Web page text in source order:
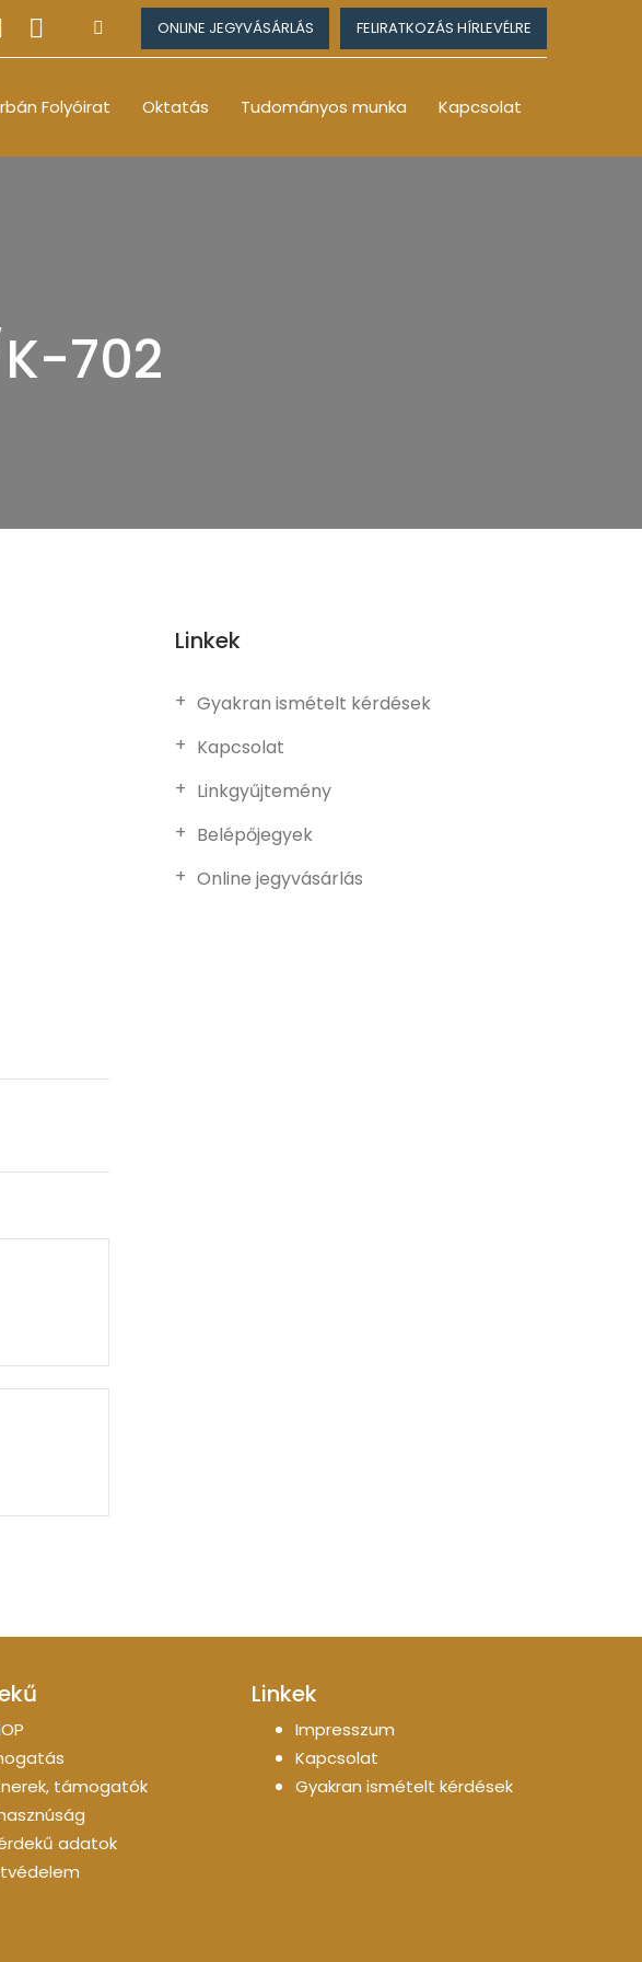
ONLINE JEGYVÁSÁRLÁS FELIRATKOZÁS HÍRLEVÉLRE
Folyóirat Oktatás Tudományos munka Kapcsolat
702
Linkek
Gyakran ismételt kérdések
Kapcsolat
Linkgyűjtemény
Belépőjegyek
Online jegyvásárlás
támogatók
adatok
Linkek
Impresszum
Kapcsolat
Gyakran ismételt kérdések